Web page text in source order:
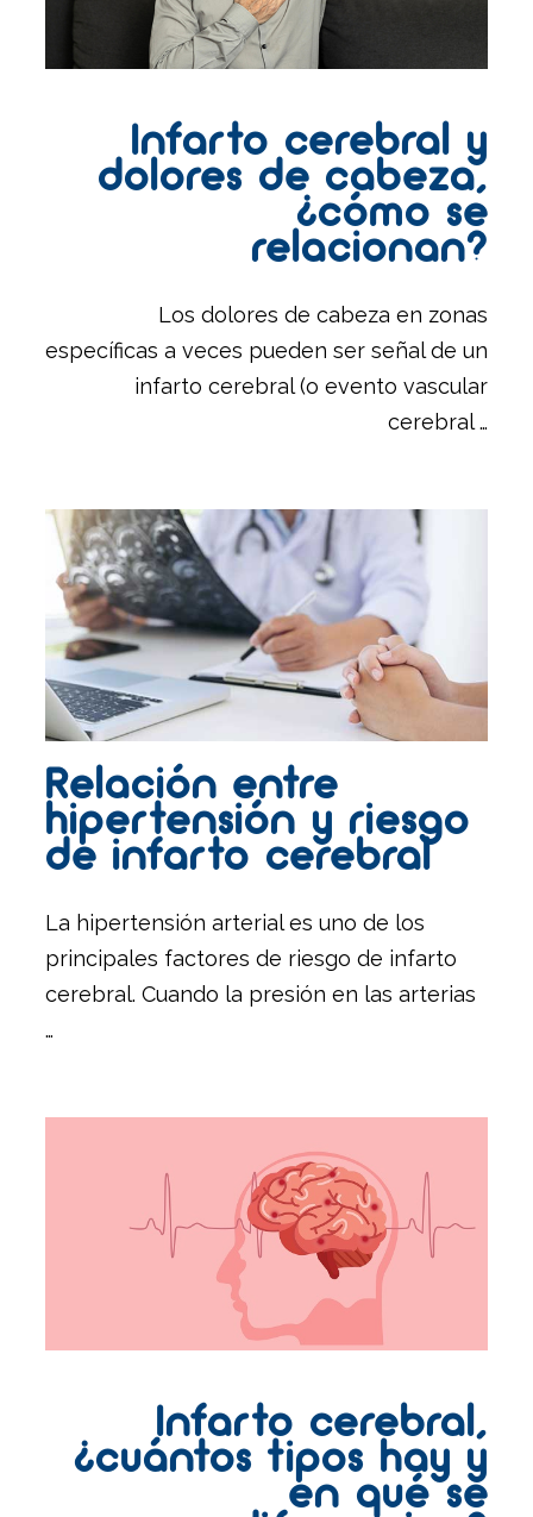
Infarto cerebral y
dolores de cabeza,
¿cómo se
relacionan?
Los dolores de cabeza en zonas
específicas a veces pueden ser señal de un
infarto cerebral (o evento vascular
cerebral …
Relación entre
hipertensión y riesgo
de infarto cerebral
La hipertensión arterial es uno de los
principales factores de riesgo de infarto
cerebral. Cuando la presión en las arterias
…
Infarto cerebral,
¿cuántos tipos hay y
en qué se